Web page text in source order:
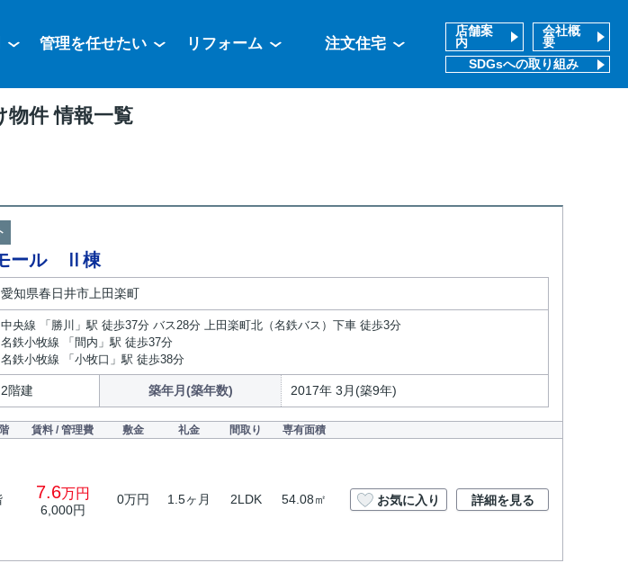
管理を任せたい リフォーム 注文住宅
店舗案
内
会社概
要
SDGsへの取り組み
物件 情報一覧
ール Ⅱ棟
愛知県春日井市上田楽町
中央線 「勝川」駅 徒歩37分 バス28分 上田楽町北（名鉄バス）下車 徒歩3分
名鉄小牧線 「間内」駅 徒歩37分
名鉄小牧線 「小牧口」駅 徒歩38分
2階建 築年月(築年数) 2017年 3月(築9年)
賃料 / 管理費 敷金 礼金 間取り 専有面積
7.6万円
6,000円
0万円 1.5ヶ月 2LDK 54.08㎡ お気に入り 詳細を見る